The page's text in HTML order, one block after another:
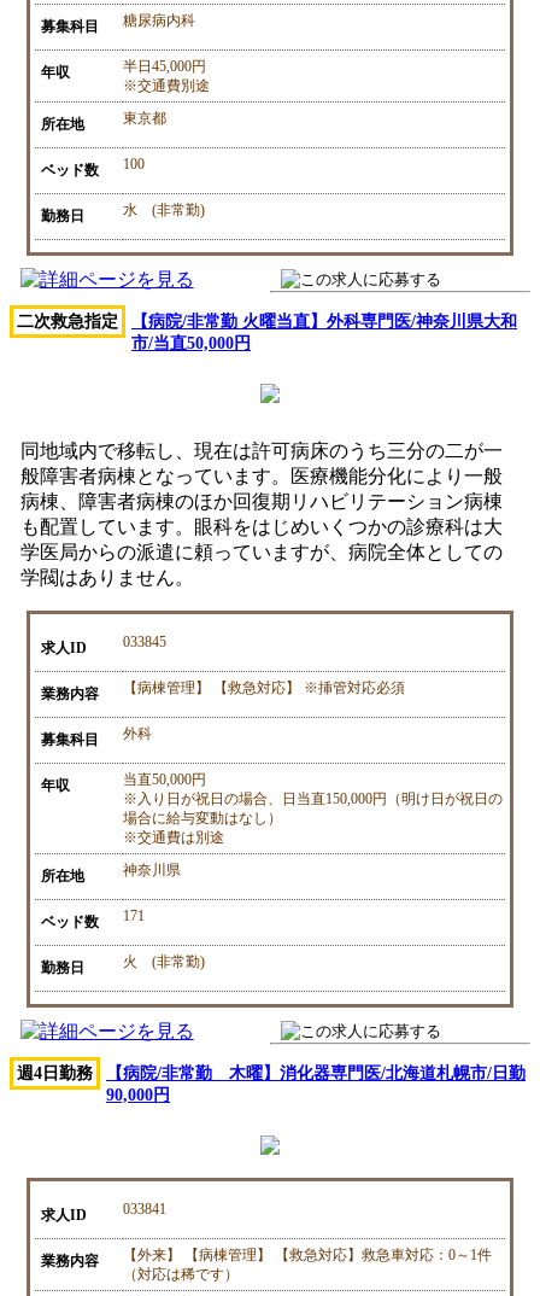
募集科目 糖尿病内科
年収
半日45,000円
※交通費別途
所在地 東京都
ベッド数 100
勤務日 水 (非常勤)
二次救急指定
【病院/非常勤 火曜当直】外科専門医/神奈川県大和
市/当直50,000円
同地域内で移転し、現在は許可病床のうち三分の二が一
般障害者病棟となっています。医療機能分化により一般
病棟、障害者病棟のほか回復期リハビリテーション病棟
も配置しています。眼科をはじめいくつかの診療科は大
学医局からの派遣に頼っていますが、病院全体としての
学閥はありません。
求人ID 033845
業務内容 【病棟管理】 【救急対応】 ※挿管対応必須
募集科目 外科
年収
当直50,000円
※入り日が祝日の場合、日当直150,000円（明け日が祝日の
場合に給与変動はなし）
※交通費は別途
所在地 神奈川県
ベッド数 171
勤務日 火 (非常勤)
週4日勤務
【病院/非常勤 木曜】消化器専門医/北海道札幌市/日勤
90,000円
求人ID 033841
業務内容
【外来】 【病棟管理】 【救急対応】救急車対応：0～1件
（対応は稀です）